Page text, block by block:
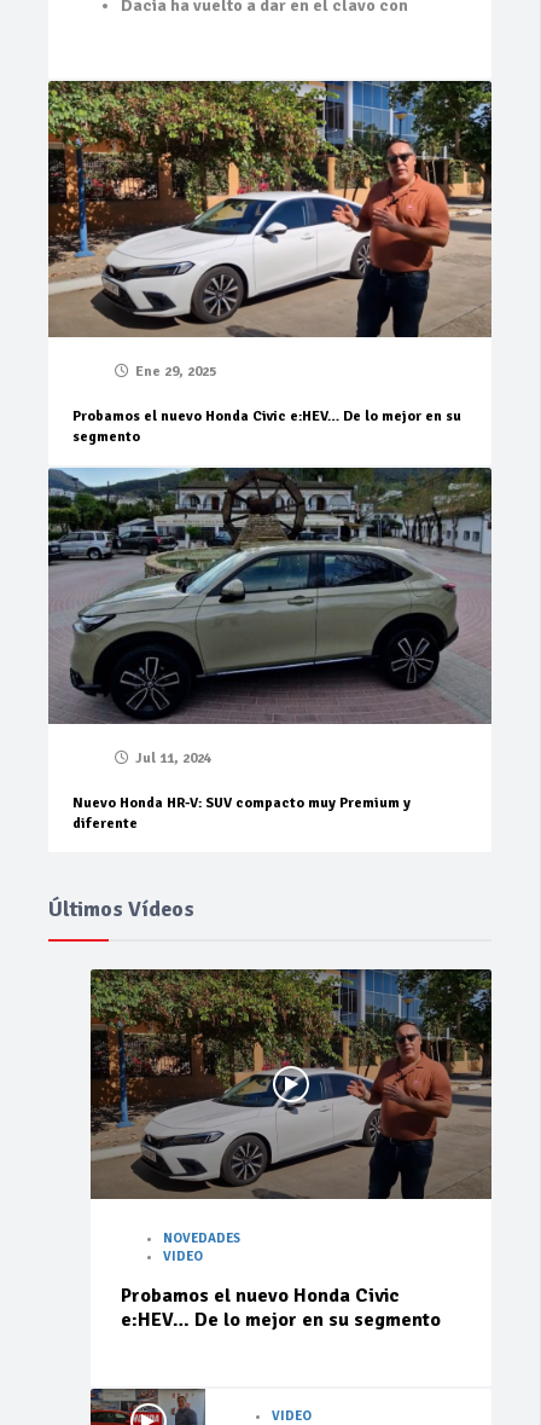
Dacia ha vuelto a dar en el clavo con
Ene 29, 2025
Probamos el nuevo Honda Civic e:HEV… De lo mejor en su
segmento
Jul 11, 2024
Nuevo Honda HR-V: SUV compacto muy Premium y
diferente
Últimos Vídeos
NOVEDADES
VIDEO
Probamos el nuevo Honda Civic
e:HEV… De lo mejor en su segmento
VIDEO